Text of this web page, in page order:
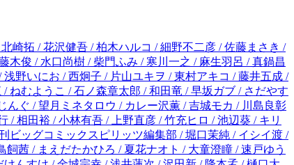
ガブ / さだやす / 深見真 / 石原まこちん / 緒里たばさ / 高橋しん / 沖田×華 / 藤堂裕 / 秀良子 / 富野由悠季 / 矢立肇 / 吉田史朗 / 武富健治 / 高尾じんぐ / 望月ミネタロウ / カレー沢薫 / 吉城モカ / 川島良彰(コーヒーハンター) / おかざき真里 / 丹羽庭 / 阿部潤 / 宮崎克 / 岩明均 / ムラタコウジ / 小田原ドラゴン / 眉月じゅん / 福本